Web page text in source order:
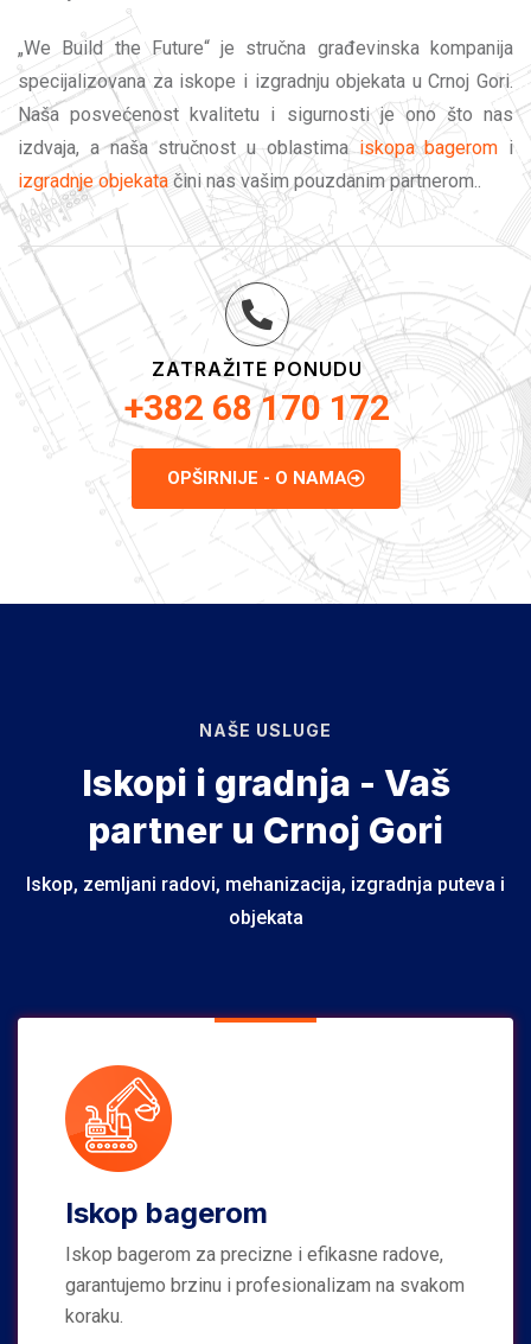
„We Build the Future“ je stručna građevinska kompanija
specijalizovana za iskope i izgradnju objekata u Crnoj Gori.
Naša posvećenost kvalitetu i sigurnosti je ono što nas
izdvaja, a naša stručnost u oblastimaiskopa bagerom i
izgradnje objekata čini nas vašim pouzdanim partnerom..
ZATRAŽITE PONUDU
+382 68 170 172
OPŠIRNIJE - O NAMA
NAŠE USLUGE
Iskopi i gradnja - Vaš
partner u Crnoj Gori
Iskop, zemljani radovi, mehanizacija, izgradnja puteva i
objekata
Iskop bagerom
Iskop bagerom za precizne i efikasne radove,
garantujemo brzinu i profesionalizam na svakom
koraku.